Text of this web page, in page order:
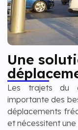
Une
Les trajets du
importante des
déplacements
et nécessitent